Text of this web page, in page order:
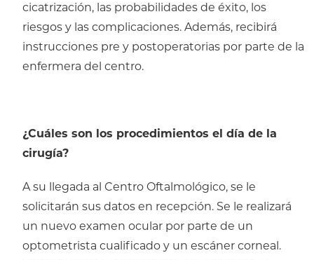
cicatrización, las probabilidades de éxito, los
riesgos y las complicaciones. Además, recibirá
instrucciones pre y postoperatorias por parte de la
enfermera del centro.
¿Cuáles son los procedimientos el día de la
cirugía?
A su llegada al Centro Oftalmológico, se le
solicitarán sus datos en recepción. Se le realizará
un nuevo examen ocular por parte de un
optometrista cualificado y un escáner corneal.